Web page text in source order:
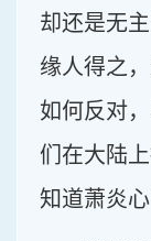
却还是无
缘人得之
如何反对
们在大陆
知道萧炎